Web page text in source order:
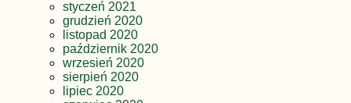
styczeń 2021
grudzień 2020
listopad 2020
październik 2020
wrzesień 2020
sierpień 2020
lipiec 2020